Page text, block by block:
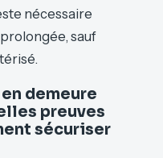
nécessaire
sauf
demeure
preuves
sécuriser